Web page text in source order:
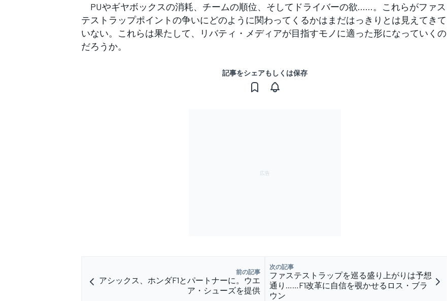
すべてのカテゴリー
PUやギヤボックスの消耗、チームの順位、そしてドライバーの欲……。これらがファス
テストラップポイントの争いにどのように関わってくるかはまだはっきりとは見えてきて
いない。これらは果たして、リバティ・メディアが目指すモノに適った形になっていくの
だろうか。
記事をシェアもしくは保存
前の記事
アシックス、ホンダF1とパートナーに。ウエ
ア・シューズを提供
次の記事
ファステストラップを巡る盛り上がりは予想
通り……F1改革に自信を覗かせるロス・ブラ
ウン